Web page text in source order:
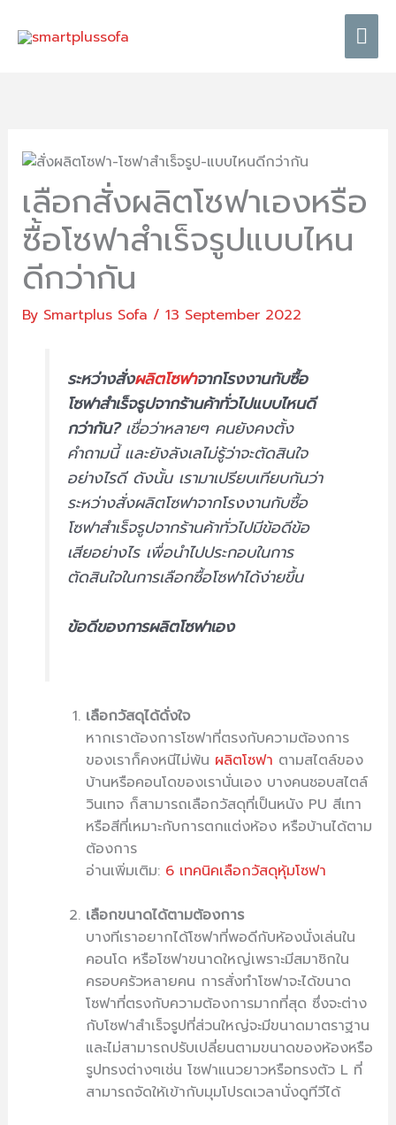
เลือกสั่งผลิตโซฟาเองหรือ
ซื้อโซฟาสำเร็จรูปแบบไหน
ดีกว่ากัน
By Smartplus Sofa / 13 September 2022
ระหว่างสั่งผลิตโซฟาจากโรงงานกับซื้อ
โซฟาสำเร็จรูปจากร้านค้าทั่วไปแบบไหนดี
กว่ากัน?เชื่อว่าหลายๆ คนยังคงตั้ง
คำถามนี้ และยังลังเลไม่รู้ว่าจะตัดสินใจ
อย่างไรดี ดังนั้น เรามาเปรียบเทียบกันว่า
ระหว่างสั่งผลิตโซฟาจากโรงงานกับซื้อ
โซฟาสำเร็จรูปจากร้านค้าทั่วไปมีข้อดีข้อ
เสียอย่างไร เพื่อนำไปประกอบในการ
ตัดสินใจในการเลือกซื้อโซฟาได้ง่ายขึ้น
ข้อดีของการผลิตโซฟาเอง
เลือกวัสดุได้ดั่งใจ
หากเราต้องการโซฟาที่ตรงกับความต้องการ
ของเราก็คงหนีไม่พ้น ผลิตโซฟา ตามสไตล์ของ
บ้านหรือคอนโดของเรานั่นเอง บางคนชอบสไตล์
วินเทจ ก็สามารถเลือกวัสดุที่เป็นหนัง PU สีเทา
หรือสีที่เหมาะกับการตกแต่งห้อง หรือบ้านได้ตาม
ต้องการ
อ่านเพิ่มเติม: 6 เทคนิคเลือกวัสดุหุ้มโซฟา
เลือกขนาดได้ตามต้องการ
บางทีเราอยากได้โซฟาที่พอดีกับห้องนั่งเล่นใน
คอนโด หรือโซฟาขนาดใหญ่เพราะมีสมาชิกใน
ครอบครัวหลายคน การสั่งทำโซฟาจะได้ขนาด
โซฟาที่ตรงกับความต้องการมากที่สุด ซึ่งจะต่าง
กับโซฟาสำเร็จรูปที่ส่วนใหญ่จะมีขนาดมาตราฐาน
และไม่สามารถปรับเปลี่ยนตามขนาดของห้องหรือ
รูปทรงต่างๆเช่น โซฟาแนวยาวหรือทรงตัว L ที่
สามารถจัดให้เข้ากับมุมโปรดเวลานั่งดูทีวีได้